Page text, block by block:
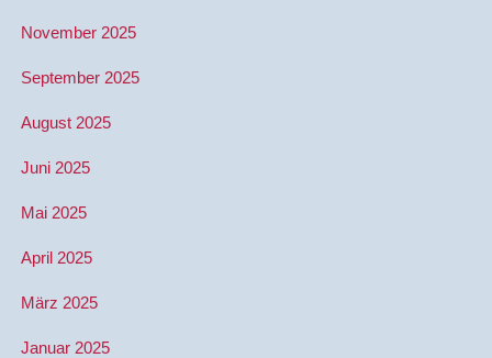
November 2025
September 2025
August 2025
Juni 2025
Mai 2025
April 2025
März 2025
Januar 2025